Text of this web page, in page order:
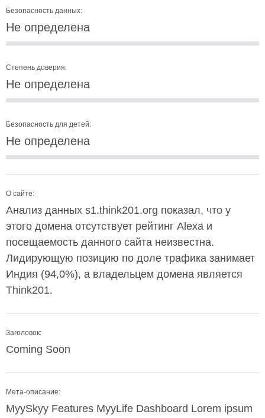
Безопасность данных:
Не определена
Степень доверия:
Не определена
Безопасность для детей:
Не определена
О сайте:
Анализ данных s1.think201.org показал, что у
этого домена отсутствует рейтинг Alexa и
посещаемость данного сайта неизвестна.
Лидирующую позицию по доле трафика занимает
Индия (94,0%), а владельцем домена является
Think201.
Заголовок:
Coming Soon
Мета-описание:
MyySkyy Features MyyLife Dashboard Lorem ipsum